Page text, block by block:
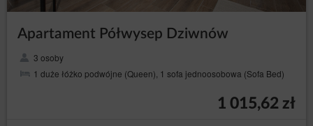
Apartament Półwysep Dziwnów
3 osoby
1 duże łóżko podwójne (Queen), 1 sofa jednoosobowa (Sofa Bed)
1 015,62 zł